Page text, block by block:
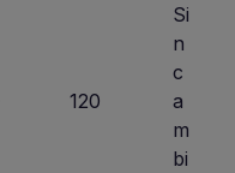
120
Si
n
c
a
m
bi